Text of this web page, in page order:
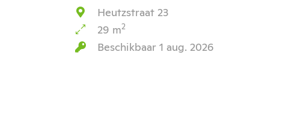
Heutzstraat 23
29 m2
Beschikbaar 1 aug. 2026